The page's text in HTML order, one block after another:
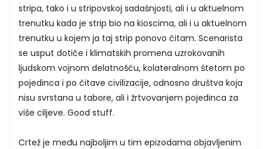
stripa, tako i u stripovskoj sadašnjosti, ali i u aktuelnom
trenutku kada je strip bio na kioscima, ali i u aktuelnom
trenutku u kojem ja taj strip ponovo čitam. Scenarista
se usput dotiče i klimatskih promena uzrokovanih
ljudskom vojnom delatnošću, kolateralnom štetom po
pojedinca i po čitave civilizacije, odnosno društva koja
nisu svrstana u tabore, ali i žrtvovanjem pojedinca za
više ciljeve. Good stuff.
Crtež je među najboljim u tim epizodama objavljenim